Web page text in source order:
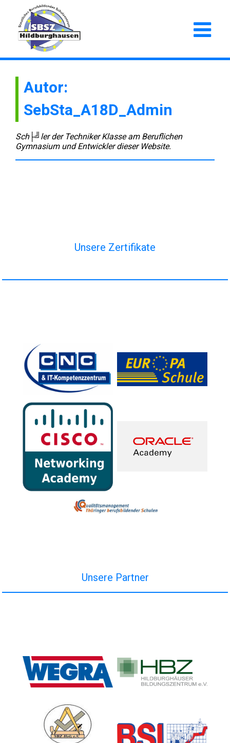
Autor:
SebSta_A18D_Admin
Sch├╝ler der Techniker Klasse am Beruflichen
Gymnasium und Entwickler dieser Website.
Unsere Zertifikate
Unsere Partner